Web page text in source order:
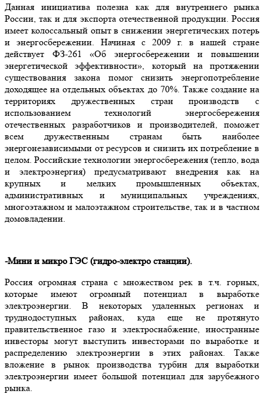
Данная инициатива полезна как для внутреннего рынка
России, так и для экспорта отечественной продукции. Россия
имеет колоссальный опыт в снижении энергетических потерь
и энергосбережении. Начиная с 2009 г. в нашей стране
действует ФЗ-261 «Об энергосбережении и повышении
энергетической эффективности», который на протяжении
существования закона помог снизить энергопотребление
доходящее на отдельных объектах до 70%. Также создание на
территориях дружественных стран производств с
использованием технологий энергосбережения
отечественных разработчиков и производителей, поможет
всем дружественным странам быть наиболее
энергонезависимыми от ресурсов и снизить их потребление в
целом. Российские технологии энергосбережения (тепло, вода
и электроэнергия) предусматривают внедрения как на
крупных и мелких промышленных объектах,
административных и муниципальных учреждениях,
многоэтажном и малоэтажном строительстве, так и в частном
домовладении.
-Мини и микро ГЭС (гидро-электро станции).
Россия огромная страна с множеством рек в т.ч. горных,
которые имеют огромный потенциал в выработке
электроэнергии. В некоторых удаленных регионах и
труднодоступных районах, куда еще не протянуто
правительственное газо и электроснабжение, иностранные
инвесторы могут выступить инвесторами по выработке и
распределению электроэнергии в этих районах. Также
вложение в рынок производства турбин для выработки
электроэнергии имеет большой потенциал для зарубежного
рынка.